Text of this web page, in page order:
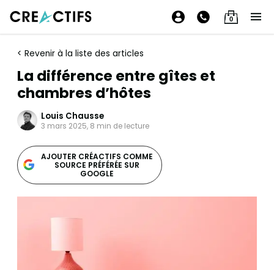
0
< Revenir à la liste des articles
La différence entre gîtes et
chambres d’hôtes
Louis Chausse
3 mars 2025, 8 min de lecture
AJOUTER CRÉACTIFS COMME
SOURCE PRÉFÉRÉE SUR
GOOGLE